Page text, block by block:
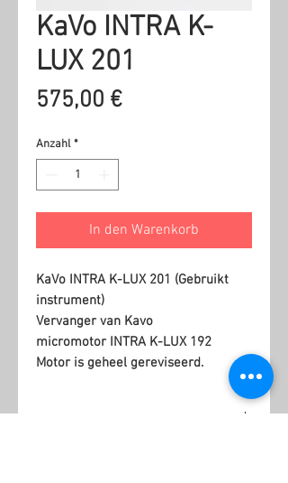
KaVo INTRA K-
LUX 201
575,00 €Preis
Anzahl *
In den Warenkorb
KaVo INTRA K-LUX 201 (Gebruikt
instrument)
Vervanger van Kavo
micromotor INTRA K-LUX 192
Motor is geheel gereviseerd.